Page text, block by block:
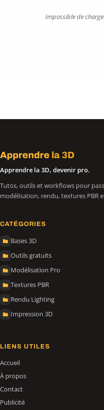
Impossible de
Apprendre la 3D
Apprendre la 3D, devenir pro.
Tutos, outils et workflows pour
modélisation, rendu, textures PBR
CATÉGORIES
Bases 3D
Outils gratuits
Modélisation Pro
Textures PBR
Rendu Lighting
Impression 3D
LIENS UTILES
Accueil
À propos
Contact
Publicité